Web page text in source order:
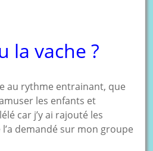
la vache ?
au rythme entrainant, que
les enfants et
car j’y ai rajouté les
demandé sur mon groupe